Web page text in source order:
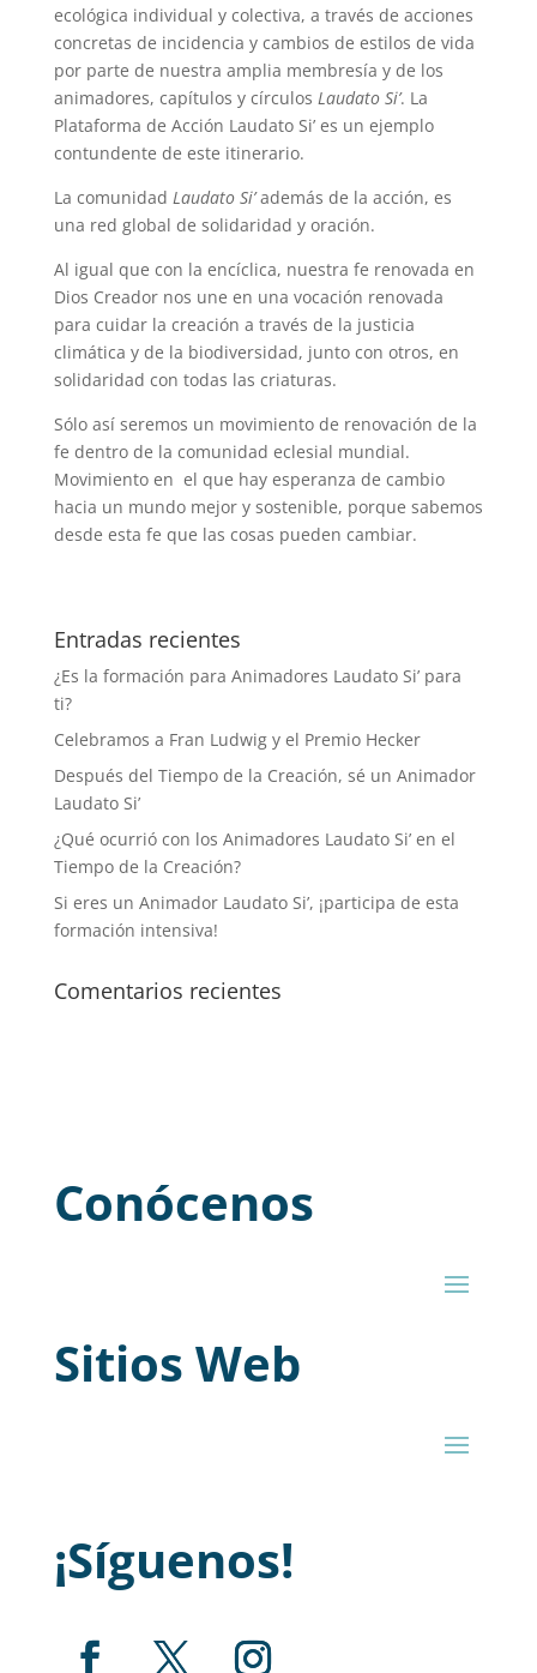
ecológica individual y colectiva, a través de acciones
concretas de incidencia y cambios de estilos de vida
por parte de nuestra amplia membresía y de los
animadores, capítulos y círculos Laudato Si’. La
Plataforma de Acción Laudato Si’ es un ejemplo
contundente de este itinerario.
La comunidad Laudato Si’además de la acción, es
una red global de solidaridad y oración.
Al igual que con la encíclica, nuestra fe renovada en
Dios Creador nos une en una vocación renovada
para cuidar la creación a través de la justicia
climática y de la biodiversidad, junto con otros, en
solidaridad con todas las criaturas.
Sólo así seremos un movimiento de renovación de la
fe dentro de la comunidad eclesial mundial.
Movimiento en el que hay esperanza de cambio
hacia un mundo mejor y sostenible, porque sabemos
desde esta fe que las cosas pueden cambiar.
Entradas recientes
¿Es la formación para Animadores Laudato Si’ para
ti?
Celebramos a Fran Ludwig y el Premio Hecker
Después del Tiempo de la Creación, sé un Animador
Laudato Si’
¿Qué ocurrió con los Animadores Laudato Si’ en el
Tiempo de la Creación?
Si eres un Animador Laudato Si’, ¡participa de esta
formación intensiva!
Comentarios recientes
Conócenos
Sitios Web
¡Síguenos!